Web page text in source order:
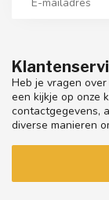
Heb je vragen
een kijkje op onze
contactgegevens,
diverse manieren